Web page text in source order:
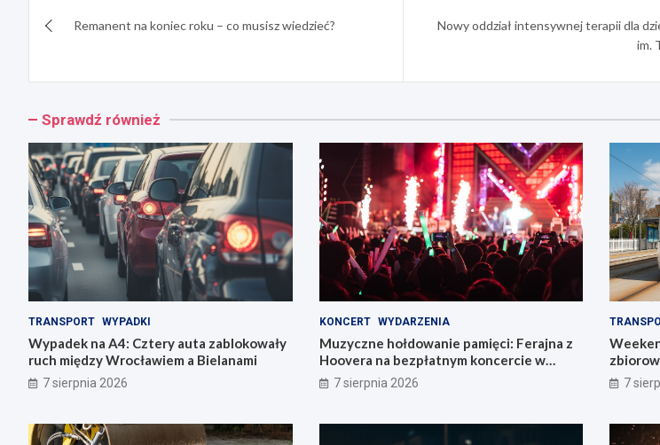
wpisuRemanent na koniec roku – co musisz wiedzieć?
Nowy oddział intensywnej terapii dla
im.
Sprawdź również
TRANSPORT WYPADKI
Wypadek na A4: Cztery auta zablokowały
ruch między Wrocławiem a Bielanami
7 sierpnia 2026
KONCERT WYDARZENIA
Muzyczne hołdowanie pamięci: Ferajna z
Hoovera na bezpłatnym koncercie w
Wrocławiu
7 sierpnia 2026 7